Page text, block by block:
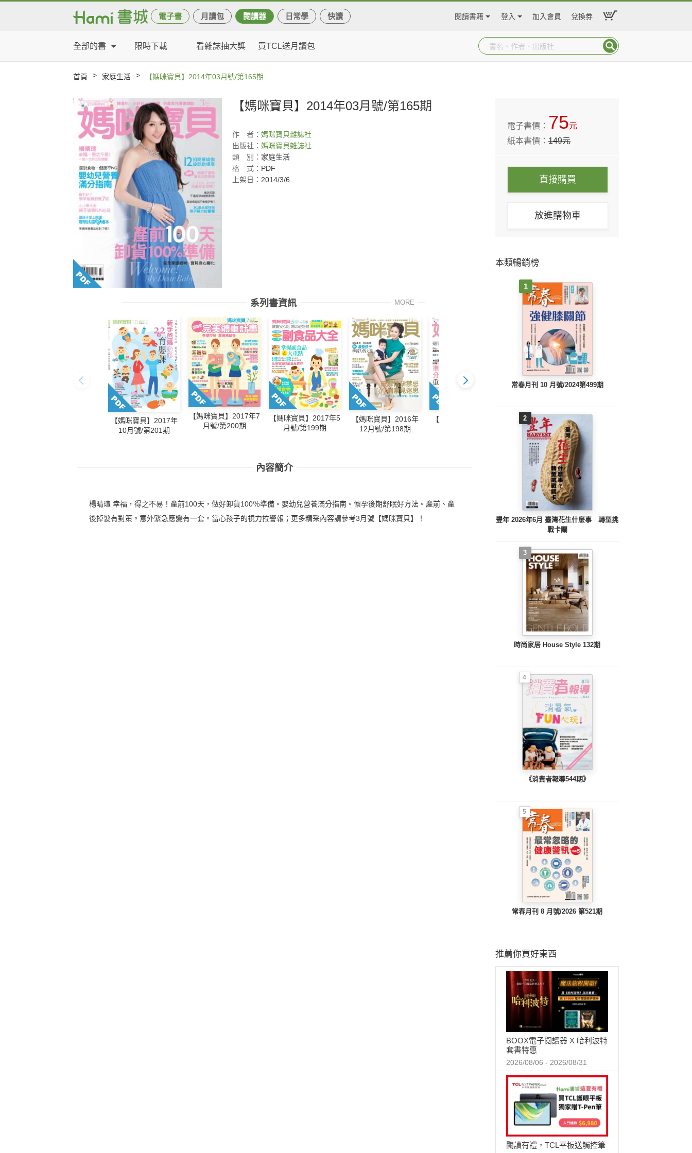
電子書 月讀包 閱讀器 日常學 快讀 閱讀書籍 登入 加入會員 兌換券
全部的書 限時下載 看雜誌抽大獎 買TCL送月讀包
首頁 > 家庭生活 > 【媽咪寶貝】2014年03月號/第165期
【媽咪寶貝】2014年03月號/第165期
作 者： 媽咪寶貝雜誌社
出版社： 媽咪寶貝雜誌社
類
別： 家庭生活
格
式： PDF
上架日： 2014/3/6
系列書資訊 MORE
【媽咪寶貝】2017年
10月號/第201期
【媽咪寶貝】2017年7
月號/第200期
【媽咪寶貝】2017年5
月號/第199期
【媽咪寶貝】2016年
12月號/第198期
【媽咪寶貝】2016年
【媽咪寶貝】2016年
10月號/第196期
內容簡介
楊晴瑄 幸福，得之不易！產前100天，做好卸貨100％準備。嬰幼兒營養滿分指南。懷孕後期舒眠好方法。產前、產
後掉髮有對策。意外緊急應變有一套。當心孩子的視力拉警報；更多精采內容請參考3月號【媽咪寶貝】！
電子書價： 75元
紙本書價：149元
直接購買
放進購物車
本類暢銷榜
1
常春月刊 10 月號/2024第499期
2
豐年 2026年6月 臺灣花生什麼事 轉型挑
戰卡關
3
時尚家居 House Style 132期
4
《消費者報導544期》
5
常春月刊 8 月號/2026 第521期
推薦你買好東西
BOOX電子閱讀器 X 哈利波特
套書特惠
2026/08/06 - 2026/08/31
閱讀有禮，TCL平板送觸控筆